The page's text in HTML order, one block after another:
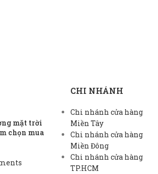
mặt trời
chọn mua
CHI NHÁNH
Chi nhánh cửa hàng
Miền Tây
Chi nhánh cửa hàng
Miền Đông
Chi nhánh cửa hàng
TP.HCM